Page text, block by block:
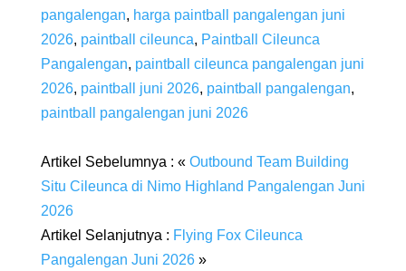
pangalengan, harga paintball pangalengan juni
2026, paintball cileunca, Paintball Cileunca
Pangalengan, paintball cileunca pangalengan juni
2026, paintball juni 2026, paintball pangalengan,
paintball pangalengan juni 2026
Artikel Sebelumnya : « Outbound Team Building
Situ Cileunca di Nimo Highland Pangalengan Juni
2026
Artikel Selanjutnya : Flying Fox Cileunca
Pangalengan Juni 2026»